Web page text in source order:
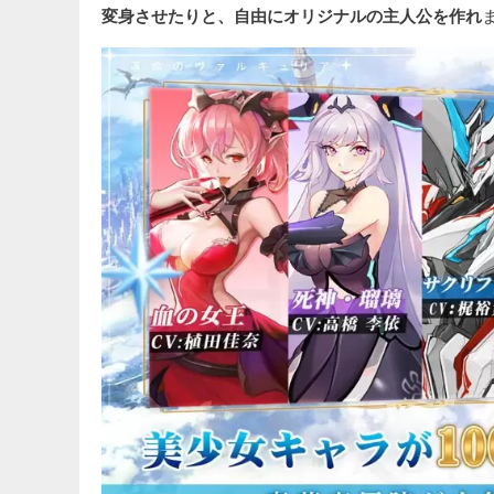
変身させたりと、自由にオリジナルの主人公を作れ